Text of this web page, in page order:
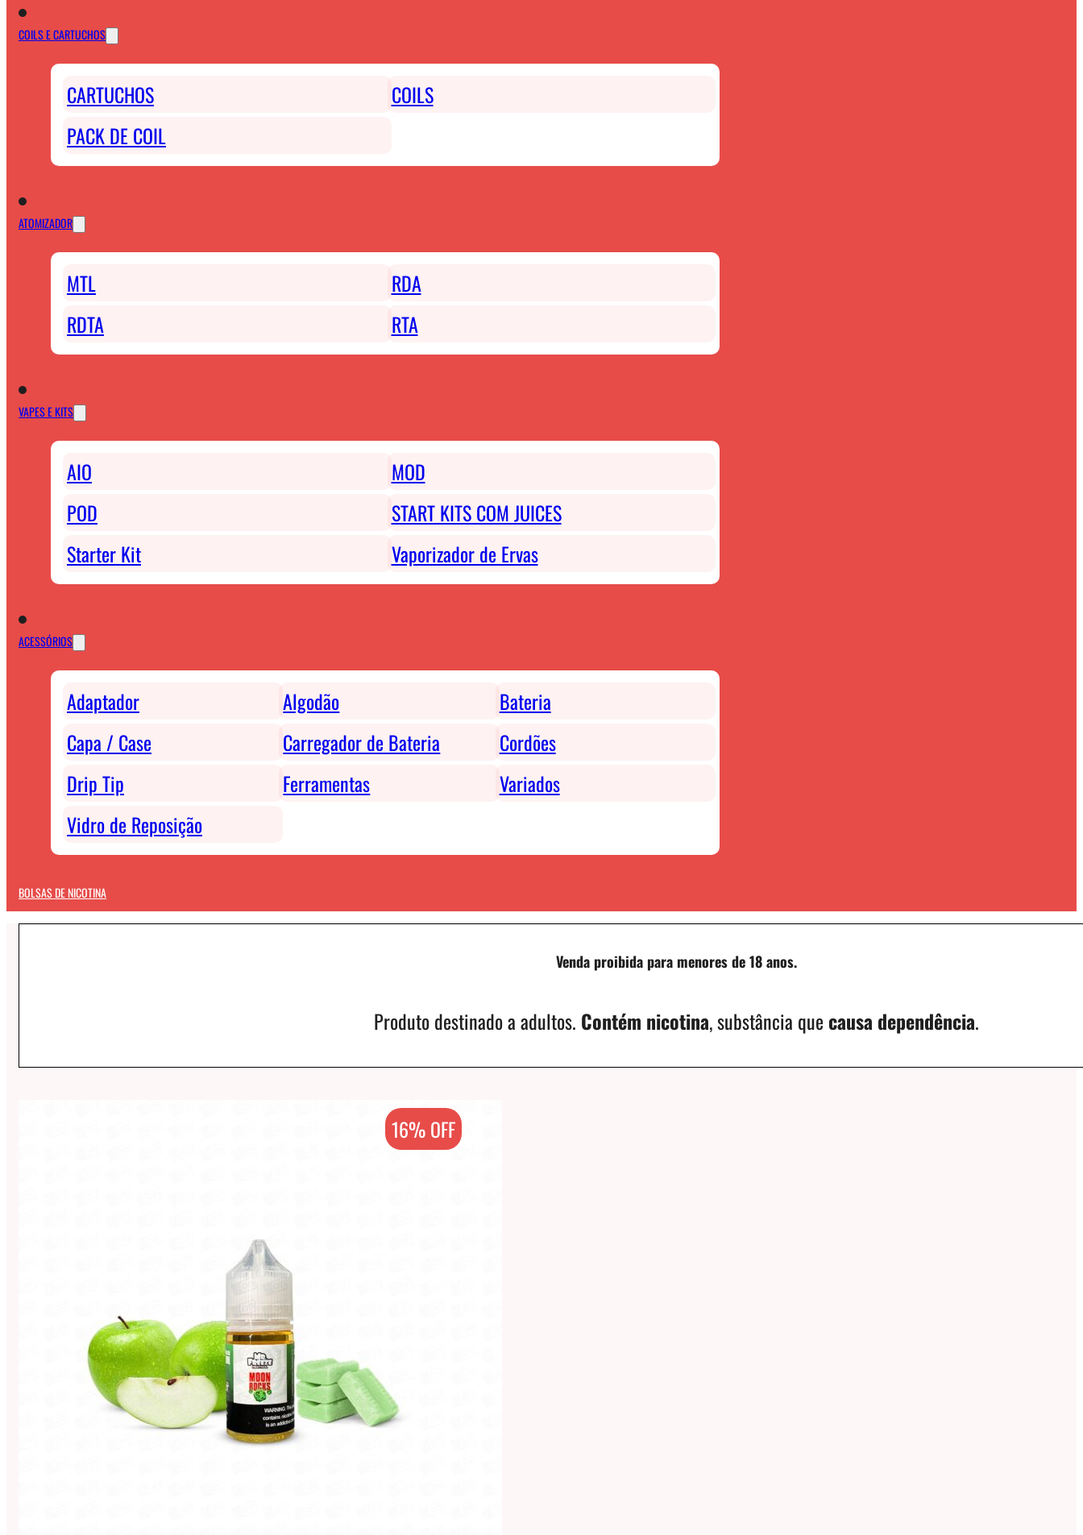
COILS E CARTUCHOS
CARTUCHOS
COILS
PACK DE COIL
ATOMIZADOR
MTL
RDA
RDTA
RTA
VAPES E KITS
AIO
MOD
POD
START KITS COM JUICES
Starter Kit
Vaporizador de Ervas
ACESSÓRIOS
Adaptador Algodão
Bateria
Capa / Case
Carregador de Bateria
Cordões
Drip Tip
Ferramentas
Variados
Vidro de Reposição
BOLSAS DE NICOTINA
Venda proibida para menores de 18 anos.
Produto destinado a adultos. Contém nicotina, substância que causa dependência.
16% OFF